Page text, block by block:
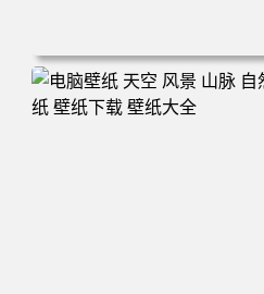
电脑壁纸 自然 河流 景观 电脑
大全